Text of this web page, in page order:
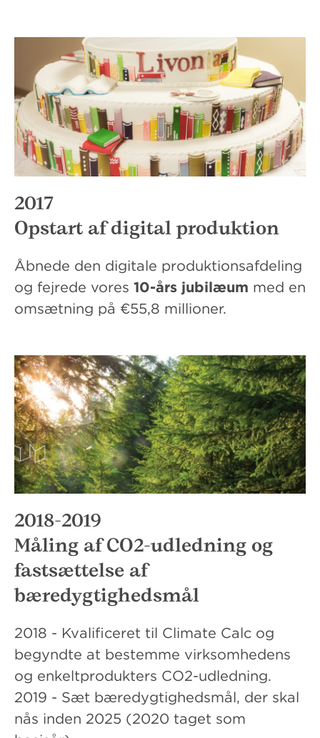
2017
Opstart af digital produktion
Åbnede den digitale produktionsafdeling
og fejrede vores 10-års jubilæum med en
omsætning på €55,8 millioner.
2018-2019
Måling af CO2-udledning og
fastsættelse af
bæredygtighedsmål
2018 - Kvalificeret til Climate Calc og
begyndte at bestemme virksomhedens
og enkeltprodukters CO2-udledning.
2019 - Sæt bæredygtighedsmål, der skal
nås inden 2025 (2020 taget som